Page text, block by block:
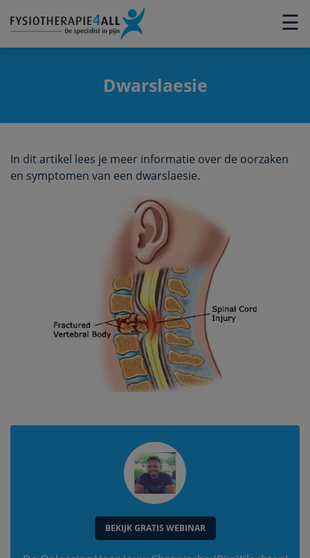
☰
×
Dwarslaesie
In dit artikel lees je meer informatie over de oorzaken
en symptomen van een dwarslaesie.
BEKIJK GRATIS WEBINAR